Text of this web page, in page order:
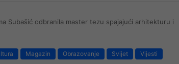
Subašić odbranila master tezu spajajući arhitekturu i
Magazin Obrazovanje Svijet Vijesti